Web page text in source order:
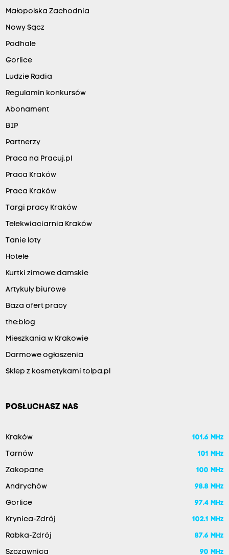
Małopolska Zachodnia
Nowy Sącz
Podhale
Gorlice
Ludzie Radia
Regulamin konkursów
Abonament
BIP
Partnerzy
Praca na Pracuj.pl
Praca Kraków
Praca Kraków
Targi pracy Kraków
Telekwiaciarnia Kraków
Tanie loty
Hotele
Kurtki zimowe damskie
Artykuły biurowe
Baza ofert pracy
the:blog
Mieszkania w Krakowie
Darmowe ogłoszenia
Sklep z kosmetykami tolpa.pl
POSŁUCHASZ NAS
Kraków 101.6 MHz
Tarnów 101 MHz
Zakopane 100 MHz
Andrychów 98.8 MHz
Gorlice 97.4 MHz
Krynica-Zdrój 102.1 MHz
Rabka-Zdrój 87.6 MHz
Szczawnica 90 MHz